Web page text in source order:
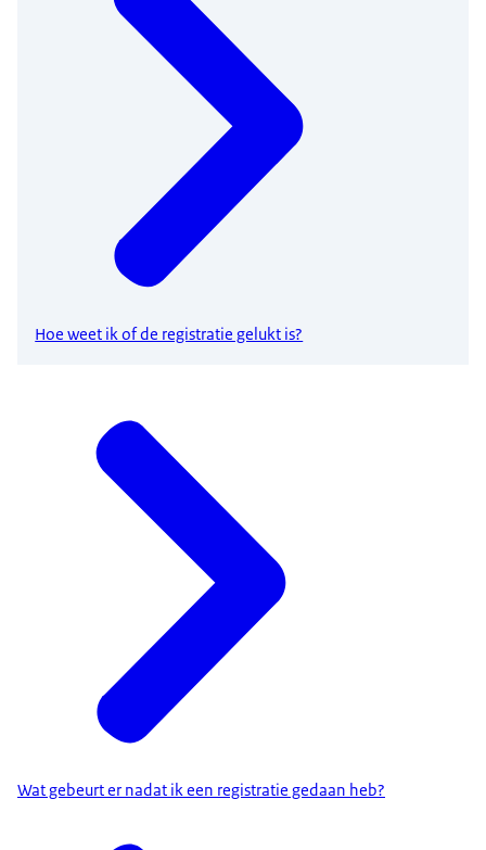
Hoe weet ik of de registratie gelukt is?
Wat gebeurt er nadat ik een registratie gedaan heb?